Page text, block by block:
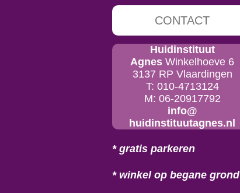
CONTACT
Huidinstituut
Agnes Winkelhoeve 6
3137 RP Vlaardingen
T: 010-4713124
M: 06-20917792
info@
huidinstituutagnes.nl
* gratis parkeren
* winkel op begane grond